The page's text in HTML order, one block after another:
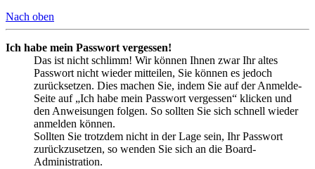
Nach oben
Ich habe mein Passwort vergessen!
Das ist nicht schlimm! Wir können Ihnen zwar Ihr altes
Passwort nicht wieder mitteilen, Sie können es jedoch
zurücksetzen. Dies machen Sie, indem Sie auf der Anmelde-
Seite auf „Ich habe mein Passwort vergessen“ klicken und
den Anweisungen folgen. So sollten Sie sich schnell wieder
anmelden können.
Sollten Sie trotzdem nicht in der Lage sein, Ihr Passwort
zurückzusetzen, so wenden Sie sich an die Board-
Administration.